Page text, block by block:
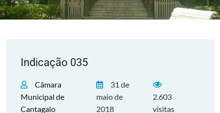
Indicação 035
Câmara
Municipal de
Cantagalo
31 de
maio de
2018
2.603
visitas